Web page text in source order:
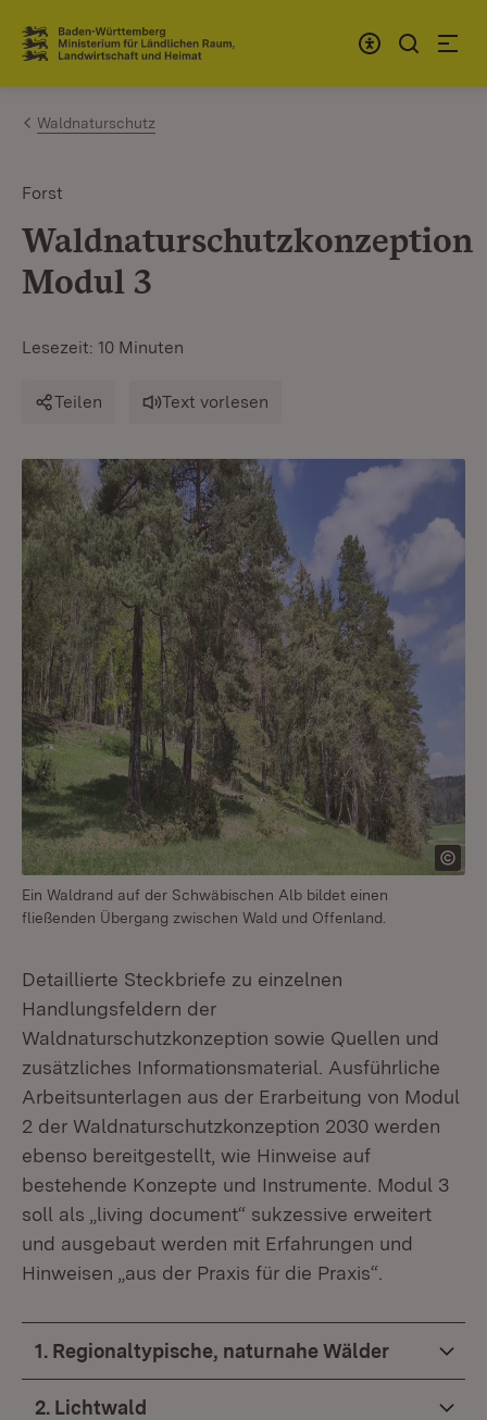
Zum Inhalt springen
Link zur Startseite
Waldnaturschutz
Forst
Waldnaturschutzkonzeption
Modul 3
Lesezeit: 10 Minuten
Teilen Text vorlesen
Ein Waldrand auf der Schwäbischen Alb bildet einen
fließenden Übergang zwischen Wald und Offenland.
Detaillierte Steckbriefe zu einzelnen
Handlungsfeldern der
Waldnaturschutzkonzeption sowie Quellen und
zusätzliches Informationsmaterial. Ausführliche
Arbeitsunterlagen aus der Erarbeitung von Modul
2 der Waldnaturschutzkonzeption 2030 werden
ebenso bereitgestellt, wie Hinweise auf
bestehende Konzepte und Instrumente. Modul 3
soll als „living document“ sukzessive erweitert
und ausgebaut werden mit Erfahrungen und
Hinweisen „aus der Praxis für die Praxis“.
1. Regionaltypische, naturnahe Wälder
2. Lichtwald